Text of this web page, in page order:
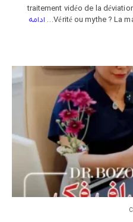
traitement vidéo de la
Vérité ou mythe ? La
ادامه